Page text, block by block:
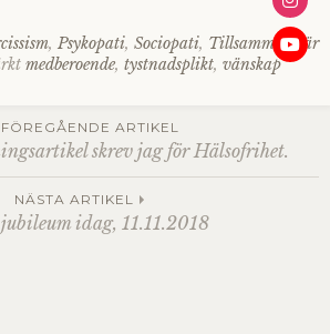
, Psykopati, Sociopati, Tillsammans är
medberoende, tystnadsplikt, vänskap
FÖREGÅENDE ARTIKEL
skrev jag för Hälsofrihet.
NÄSTA ARTIKEL
idag, 11.11.2018